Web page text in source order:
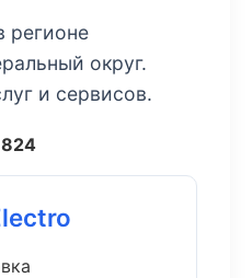
регионе
округ.
и сервисов.